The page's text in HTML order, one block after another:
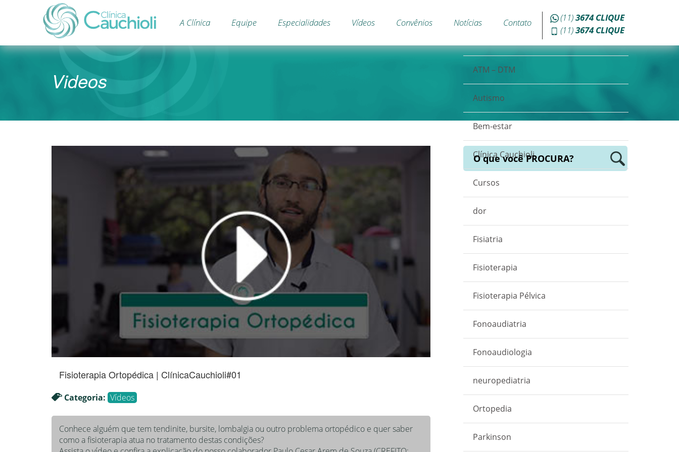
Clínica
Cauchioli
A Clínica Equipe Especialidades Vídeos Convênios Notícias Contato (11)3674 CLIQUE
(11)3674 CLIQUE
Videos
Fisioterapia Ortopédica | ClínicaCauchioli#01
Categoria: Vídeos
Conhece alguém que tem tendinite, bursite, lombalgia ou outro problema ortopédico e quer saber
como a fisioterapia atua no tratamento destas condições?
O que vocêPROCURA?
ATM – DTM
Autismo
Bem-estar
Clínica Cauchioli
Cursos
dor
Fisiatria
Fisioterapia
Fisioterapia Pélvica
Fonoaudiatria
Fonoaudiologia
neuropediatria
Ortopedia
Parkinson